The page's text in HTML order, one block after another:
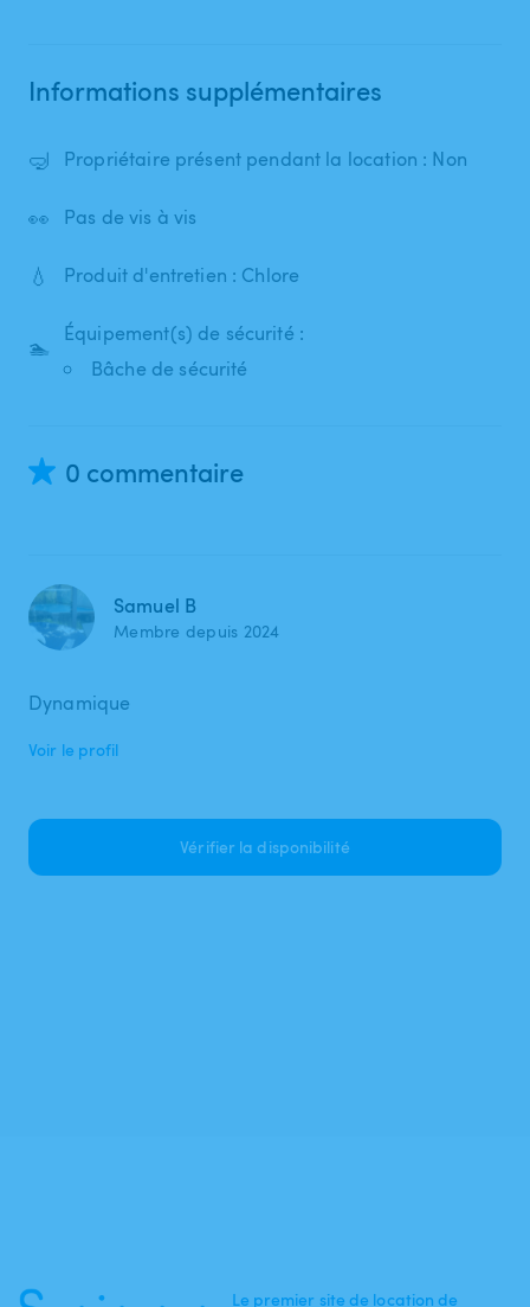
Informations supplémentaires
🤿 Propriétaire présent pendant la location : Non
👀 Pas de vis à vis
💧 Produit d'entretien : Chlore
🏊
Équipement(s) de sécurité :
Bâche de sécurité
0 commentaire
Samuel B
Membre depuis 2024
Dynamique
Voir le profil
Vérifier la disponibilité
Le premier site de location de